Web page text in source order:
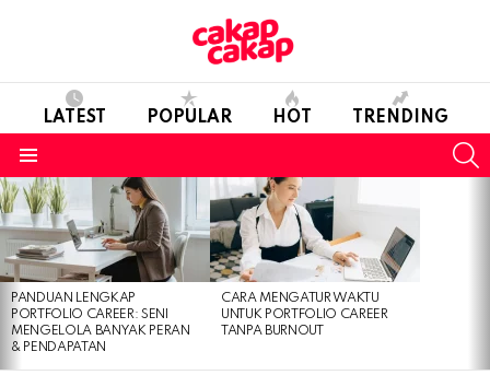
LATEST POPULAR HOT TRENDING
LATEST
STORIES
PANDUAN LENGKAP
PORTFOLIO CAREER: SENI
MENGELOLA BANYAK PERAN
& PENDAPATAN
CARA MENGATUR WAKTU
UNTUK PORTFOLIO CAREER
TANPA BURNOUT